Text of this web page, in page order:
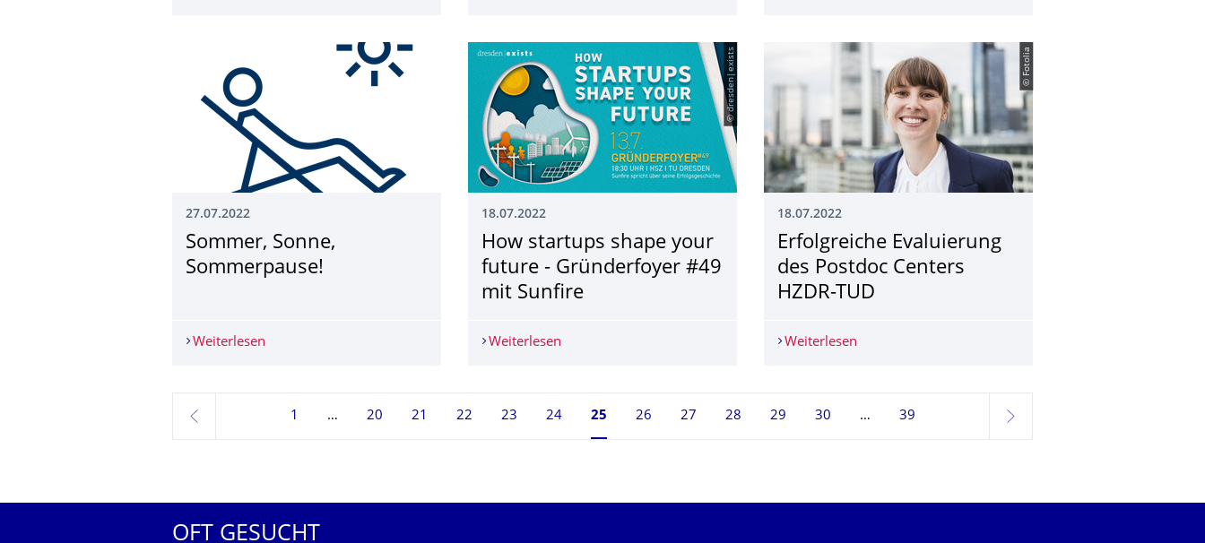
27.07.2022
Sommer, Sonne,
Sommerpause!
Weiterlesen
© dresden|exists
18.07.2022
How startups shape your
future - Gründerfoyer #49
mit Sunfire
Weiterlesen How startups shape your future - Gründerfoyer #49 mit Sunfire
© Fotolia
18.07.2022
Erfolgreiche Evaluierung
des Postdoc Centers
HZDR-TUD
Weiterlesen
zurück
1 20 21 22 23 24 Seite 25, aktuell ausgewählt
25 26 27 28 29 30 39
weiter
OFT GESUCHT